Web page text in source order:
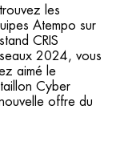
les
Atempo sur
CRIS
2024, vous
aimé le
Cyber
offre du